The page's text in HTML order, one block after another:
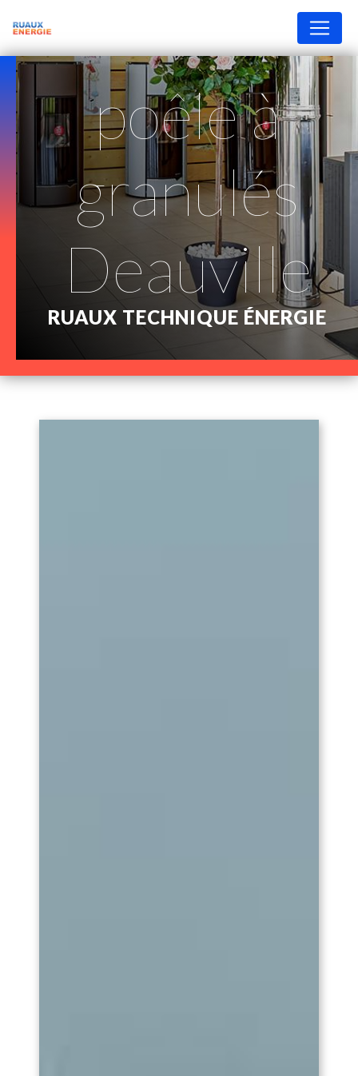
poêle à
granulés
Deauville
RUAUX TECHNIQUE ÉNERGIE